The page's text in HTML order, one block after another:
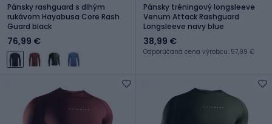
Pánsky rashguard s dlhým
rukávom Hayabusa Core Rash
Guard black
76,99 €
Pánsky tréningový longsleeve
Venum Attack Rashguard
Longsleeve navy blue
38,99 €
Odporúčaná cena výrobcu: 57,99 €